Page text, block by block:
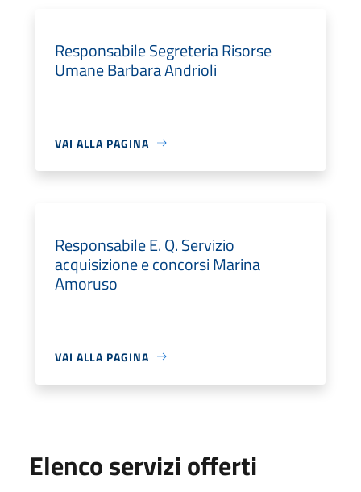
Responsabile Segreteria Risorse
Umane Barbara Andrioli
VAI ALLA PAGINA
Responsabile E. Q. Servizio
acquisizione e concorsi Marina
Amoruso
VAI ALLA PAGINA
Elenco servizi offerti